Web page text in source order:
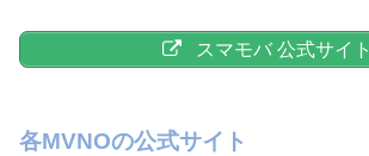
スマモバ 公式サイト
各MVNOの公式サイト